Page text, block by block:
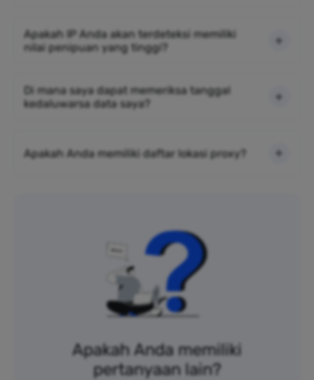
Apakah IP Anda akan terdeteksi memiliki
nilai penipuan yang tinggi?
Di mana saya dapat memeriksa tanggal
kedaluwarsa data saya?
Apakah Anda memiliki daftar lokasi proxy?
Apakah Anda memiliki
pertanyaan lain?